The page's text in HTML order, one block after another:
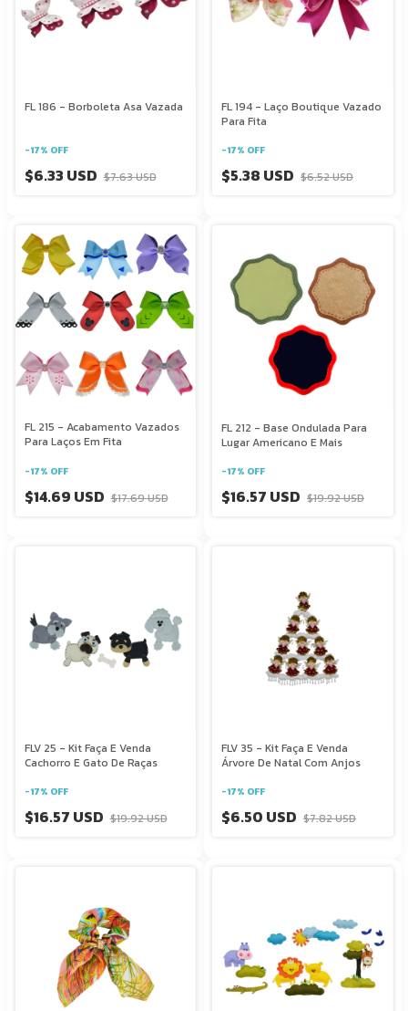
FL 186 - Borboleta Asa Vazada
-17% OFF
$6.33 USD $7.63 USD
FL 194 - Laço Boutique Vazado
Para Fita
-17% OFF
$5.38 USD $6.52 USD
FL 215 - Acabamento Vazados
Para Laços Em Fita
-17% OFF
$14.69 USD $17.69 USD
FL 212 - Base Ondulada Para
Lugar Americano E Mais
-17% OFF
$16.57 USD $19.92 USD
FLV 25 - Kit Faça E Venda
Cachorro E Gato De Raças
-17% OFF
$16.57 USD $19.92 USD
FLV 35 - Kit Faça E Venda
Árvore De Natal Com Anjos
-17% OFF
$6.50 USD $7.82 USD